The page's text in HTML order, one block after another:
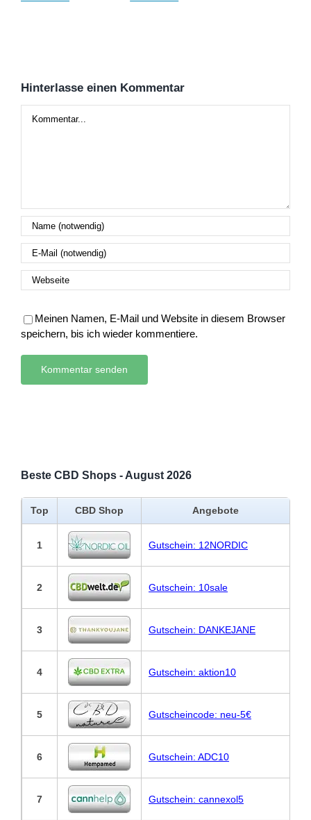
Hinterlasse einen Kommentar
Meinen Namen, E-Mail und Website in diesem Browser
speichern, bis ich wieder kommentiere.
Beste CBD Shops - August 2026
Top CBD Shop Angebote
1 Gutschein: 12NORDIC
2 Gutschein: 10sale
3 Gutschein: DANKEJANE
4 Gutschein: aktion10
5 Gutscheincode: neu-5€
6 Gutschein: ADC10
7 Gutschein: cannexol5